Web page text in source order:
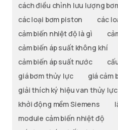
cách điều chỉnh lưu lượng
các loại bơm piston
các
cảm biến nhiệt độ là gì
cảm biến áp suất không khí
cảm biến áp suất nước
giá bơm thủy lực
giá cảm
giải thích ký hiệu van thủy lực
khởi động mềm Siemens
module cảm biến nhiệt độ